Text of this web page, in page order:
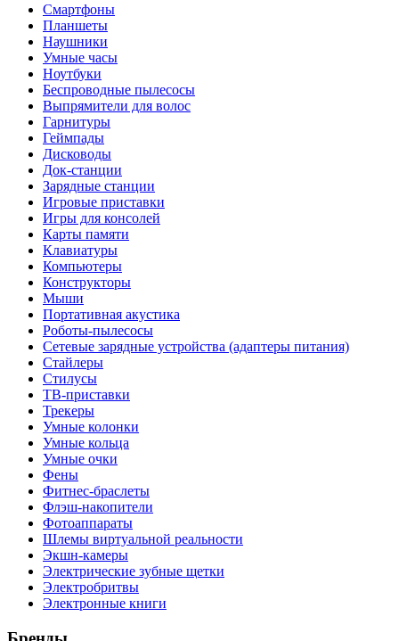
Смартфоны
Планшеты
Наушники
Умные часы
Ноутбуки
Беспроводные пылесосы
Выпрямители для волос
Гарнитуры
Геймпады
Дисководы
Док-станции
Зарядные станции
Игровые приставки
Игры для консолей
Карты памяти
Клавиатуры
Компьютеры
Конструкторы
Мыши
Портативная акустика
Роботы-пылесосы
Сетевые зарядные устройства (адаптеры питания)
Стайлеры
Стилусы
ТВ-приставки
Трекеры
Умные колонки
Умные кольца
Умные очки
Фены
Фитнес-браслеты
Флэш-накопители
Фотоаппараты
Шлемы виртуальной реальности
Экшн-камеры
Электрические зубные щетки
Электробритвы
Электронные книги